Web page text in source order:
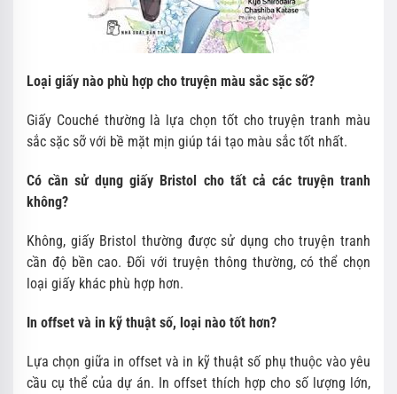
Loại giấy nào phù hợp cho truyện màu sắc sặc sỡ?
Giấy Couché thường là lựa chọn tốt cho truyện tranh màu
sắc sặc sỡ với bề mặt mịn giúp tái tạo màu sắc tốt nhất.
Có cần sử dụng giấy Bristol cho tất cả các truyện tranh
không?
Không, giấy Bristol thường được sử dụng cho truyện tranh
cần độ bền cao. Đối với truyện thông thường, có thể chọn
loại giấy khác phù hợp hơn.
In offset và in kỹ thuật số, loại nào tốt hơn?
Lựa chọn giữa in offset và in kỹ thuật số phụ thuộc vào yêu
cầu cụ thể của dự án. In offset thích hợp cho số lượng lớn,